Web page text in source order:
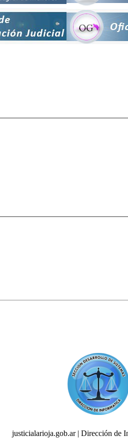
justicialarioja.gob.ar | Dirección de